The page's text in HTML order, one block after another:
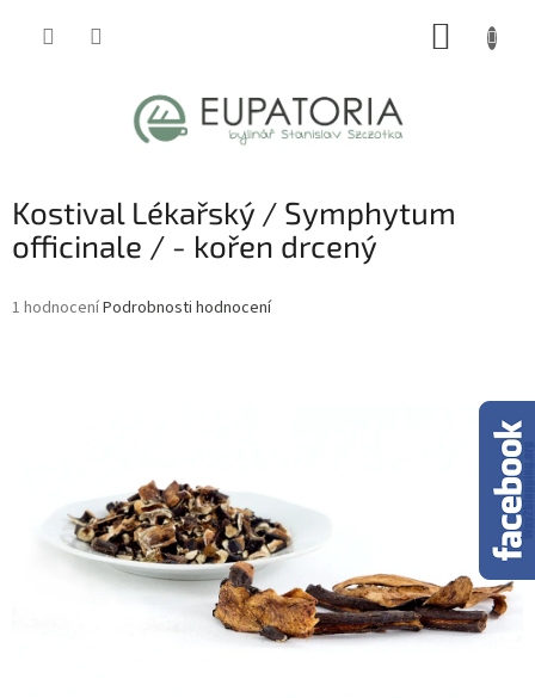
Kostival Lékařský / Symphytum
officinale / - kořen drcený
Průměrné
1 hodnoceníPodrobnosti hodnocení